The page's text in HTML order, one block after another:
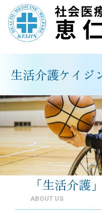
キ
ッ
プ
生活介護ケイジ
「生活介護
ABOUT US